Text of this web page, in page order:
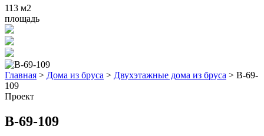
113 м2
площадь
Главная > Дома из бруса > Двухэтажные дома из бруса > В-69-
109
Проект
В-69-109